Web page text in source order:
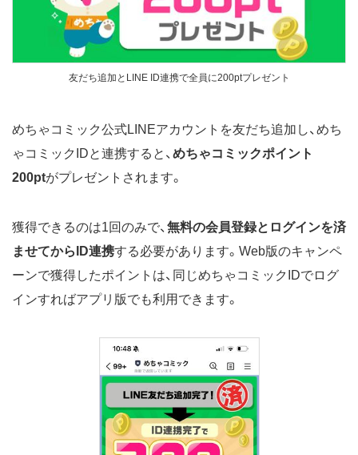
友だち追加とLINE ID連携で全員に200ptプレゼント
めちゃコミック公式LINEアカウントを友だち追加し、めち
ゃコミックIDと連携すると、 めちゃコミックポイント
200ptがプレゼントされます。
獲得できるのは1回のみで、 無料の会員登録とログインを済
ませてからID連携する必要があります。Web版のキャンペ
ーンで獲得したポイントは、同じめちゃコミックIDでログ
インすればアプリ版でも利用できます。